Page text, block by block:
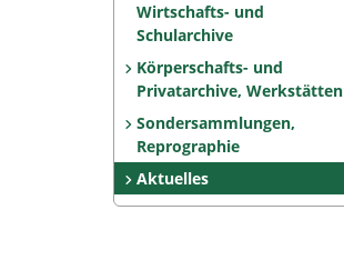
Wirtschafts- und
Schularchive
Körperschafts- und
Privatarchive, Werkstätten
Sondersammlungen,
Reprographie
Aktuelles